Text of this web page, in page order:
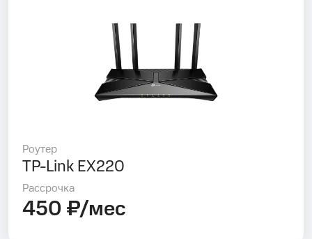
Роутер
TP-Link EX220
Рассрочка
450 ₽/мес